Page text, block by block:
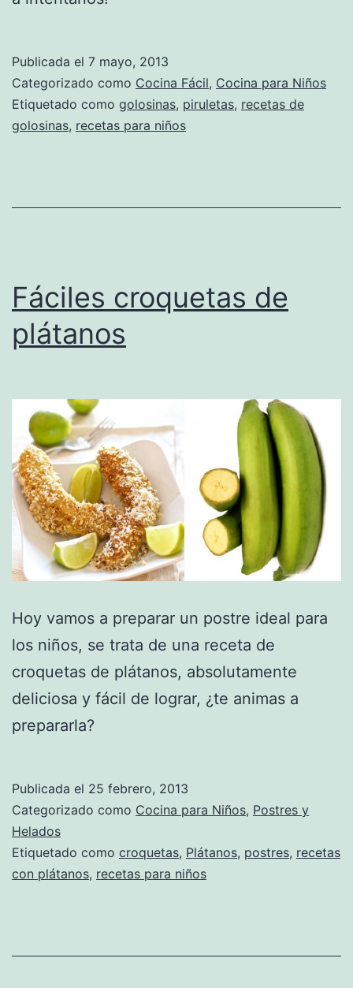
Publicada el 7 mayo, 2013
Categorizado como Cocina Fácil, Cocina para Niños
Etiquetado como golosinas, piruletas, recetas de
golosinas, recetas para niños
Fáciles croquetas de
plátanos
Hoy vamos a preparar un postre ideal para
los niños, se trata de una receta de
croquetas de plátanos, absolutamente
deliciosa y fácil de lograr, ¿te animas a
prepararla?
Publicada el 25 febrero, 2013
Categorizado como Cocina para Niños, Postres y
Helados
Etiquetado como croquetas, Plátanos, postres, recetas
con plátanos, recetas para niños